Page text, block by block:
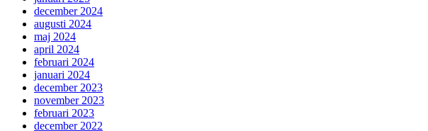
december 2024
augusti 2024
maj 2024
april 2024
februari 2024
januari 2024
december 2023
november 2023
februari 2023
december 2022